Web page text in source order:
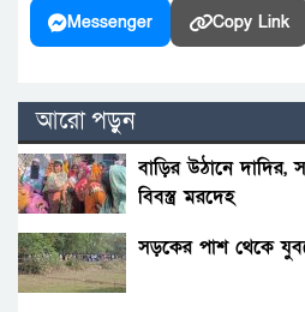
Messenger Copy Link
আরো পড়ুন
বাড়ির উঠানে দাদির,
বিবস্ত্র মরদেহ
সড়কের পাশ থেকে